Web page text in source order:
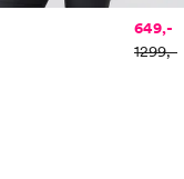
649,-
1299,-